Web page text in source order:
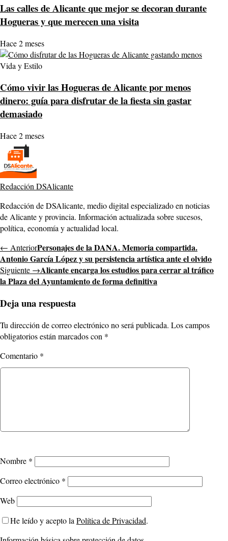
Las calles de Alicante que mejor se decoran durante
Hogueras y que merecen una visita
Hace 2 meses
Vida y Estilo
Cómo vivir las Hogueras de Alicante por menos
dinero: guía para disfrutar de la fiesta sin gastar
demasiado
Hace 2 meses
Redacción DSAlicante
Redacción de DSAlicante, medio digital especializado en noticias
de Alicante y provincia. Información actualizada sobre sucesos,
política, economía y actualidad local.
← AnteriorPersonajes de la DANA. Memoria compartida.
Antonio García López y su persistencia artística ante el olvido
Siguiente →Alicante encarga los estudios para cerrar al tráfico
la Plaza del Ayuntamiento de forma definitiva
Deja una respuesta
Tu dirección de correo electrónico no será publicada. Los campos
obligatorios están marcados con *
Comentario *
Nombre *
Correo electrónico *
Web
He leído y acepto la Política de Privacidad.